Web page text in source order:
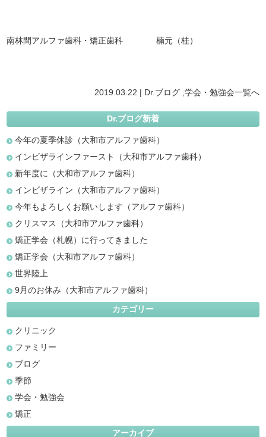
南林間アルファ歯科・矯正歯科 楠元（桂）
2019.03.22 | Dr.ブログ, 学会・勉強会一覧へ
Dr.ブログ新着
今年の夏季休診（大和市アルファ歯科）
インビザラインファースト（大和市アルファ歯科）
新年度に（大和市アルファ歯科）
インビザライン（大和市アルファ歯科）
今年もよろしくお願いします（アルファ歯科）
クリスマス（大和市アルファ歯科）
矯正学会（札幌）に行ってきました
矯正学会（大和市アルファ歯科）
世界陸上
9月のお休み（大和市アルファ歯科）
カテゴリー
クリニック
ファミリー
ブログ
季節
学会・勉強会
矯正
アーカイブ